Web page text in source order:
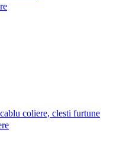
coliere, clesti furtune